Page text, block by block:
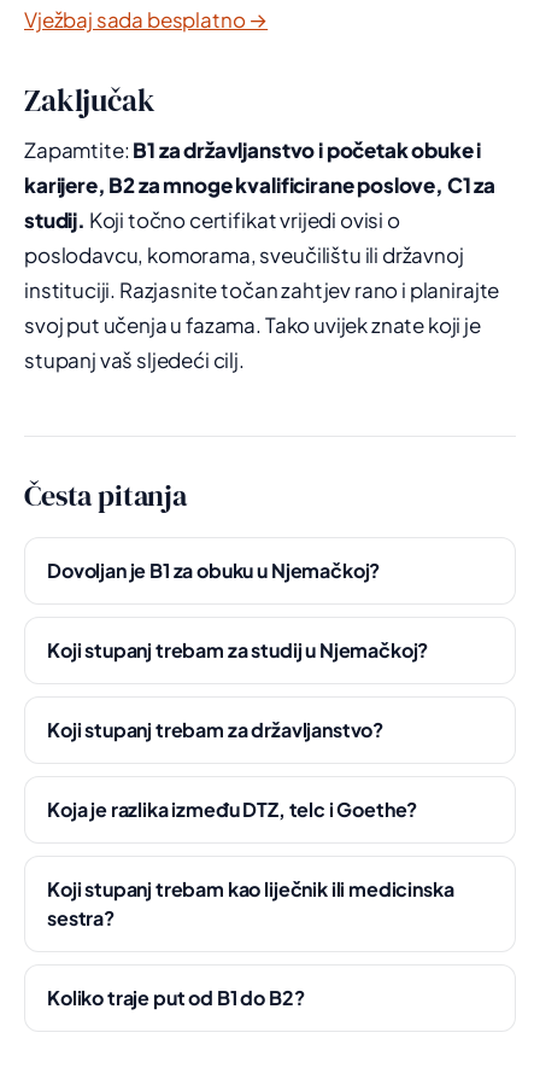
Vježbaj sada besplatno →
Zaključak
Zapamtite: B1 za državljanstvo i početak obuke i
karijere, B2 za mnoge kvalificirane poslove, C1 za
studij. Koji točno certifikat vrijedi ovisi o
poslodavcu, komorama, sveučilištu ili državnoj
instituciji. Razjasnite točan zahtjev rano i planirajte
svoj put učenja u fazama. Tako uvijek znate koji je
stupanj vaš sljedeći cilj.
Česta pitanja
Dovoljan je B1 za obuku u Njemačkoj?
Koji stupanj trebam za studij u Njemačkoj?
Koji stupanj trebam za državljanstvo?
Koja je razlika između DTZ, telc i Goethe?
Koji stupanj trebam kao liječnik ili medicinska
sestra?
Koliko traje put od B1 do B2?